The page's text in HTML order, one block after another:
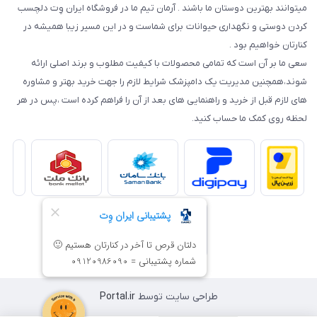
میتوانند بهترین دوستان ما باشند . آرمان تیم ما در فروشگاه ایران وِت دلچسب
کردن دوستی و نگهداری حیوانات برای شماست و در این مسیر زیبا همیشه در
کنارتان خواهیم بود .
سعی ما بر آن است که تمامی محصولات با کیفیت مطلوب و برند اصلی ارائه
شوند،همچنین مدیریت یک دامپزشک شرایط لازم را جهت خرید بهتر و مشاوره
های لازم قبل از خرید و راهنمایی های بعد از آن را فراهم کرده است ،پس در هر
لحظه روی کمک ما حساب کنید.
طراحی سایت توسطPortal.ir